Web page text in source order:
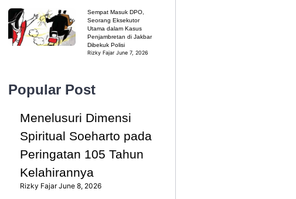
Sempat Masuk DPO,
Seorang Eksekutor
Utama dalam Kasus
Penjambretan di Jakbar
Dibekuk Polisi
Rizky FajarJune 7, 2026
Popular Post
Menelusuri Dimensi
Spiritual Soeharto pada
Peringatan 105 Tahun
Kelahirannya
Rizky FajarJune 8, 2026